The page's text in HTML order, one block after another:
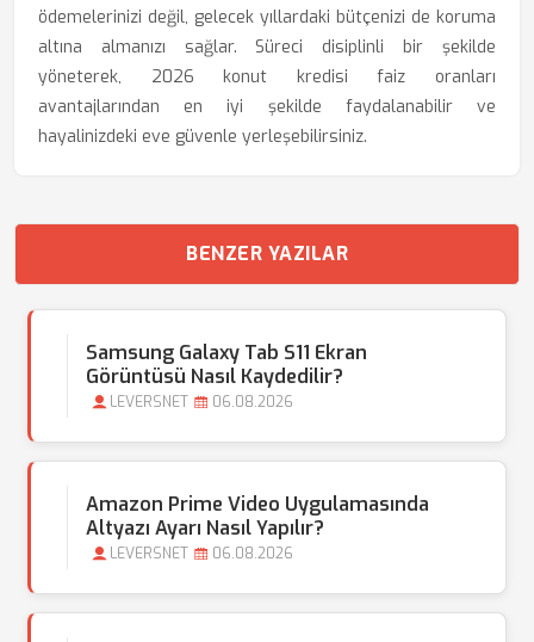
ödemelerinizi değil, gelecek yıllardaki bütçenizi de koruma
altına almanızı sağlar. Süreci disiplinli bir şekilde
yöneterek, 2026 konut kredisi faiz oranları
avantajlarından en iyi şekilde faydalanabilir ve
hayalinizdeki eve güvenle yerleşebilirsiniz.
BENZER YAZILAR
Samsung Galaxy Tab S11 Ekran
Görüntüsü Nasıl Kaydedilir?
LEVERSNET 06.08.2026
Amazon Prime Video Uygulamasında
Altyazı Ayarı Nasıl Yapılır?
LEVERSNET 06.08.2026